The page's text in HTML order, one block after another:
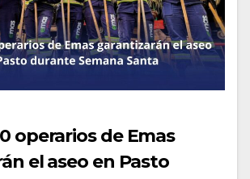
operarios de Emas
el aseo en Pasto